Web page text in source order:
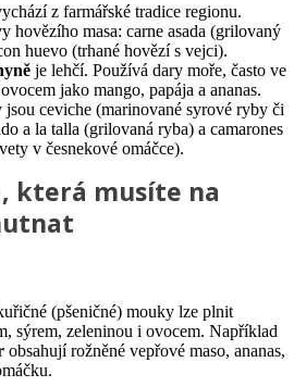
z farmářské tradice regionu.
hovězího masa: carne asada (grilovaný
huevo (trhané hovězí s vejci).
je lehčí. Používá dary moře, často ve
jako mango, papája a ananas.
ceviche (marinované syrové ryby či
a la talla (grilovaná ryba) a camarones
v česnekové omáčce).
která musíte na
(pšeničné) mouky lze plnit
sýrem, zeleninou i ovocem. Například
obsahují rožněné vepřové maso, ananas,